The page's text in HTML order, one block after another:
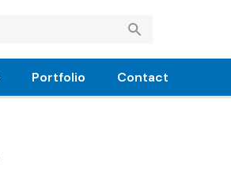
Portfolio Contact